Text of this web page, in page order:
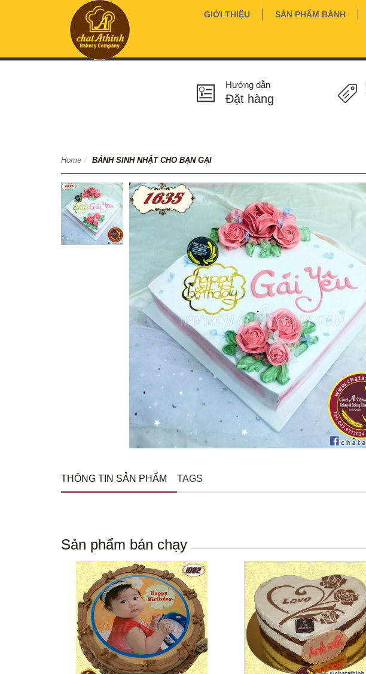
GIỚI THIỆU SẢN PHẨM BÁNH
Hướng dẫn
Đặt hàng
Home / BÁNH SINH NHẬT CHO BẠN GẠI
THÔNG TIN SẢN PHẨM TAGS
Sản phẩm bán chạy